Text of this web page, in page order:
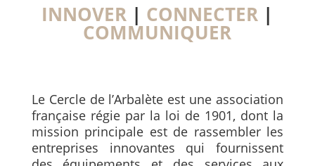
INNOVER | CONNECTER |
COMMUNIQUER
Le Cercle de l’Arbalète est une association
française régie par la loi de 1901, dont la
mission principale est de rassembler les
entreprises innovantes qui fournissent